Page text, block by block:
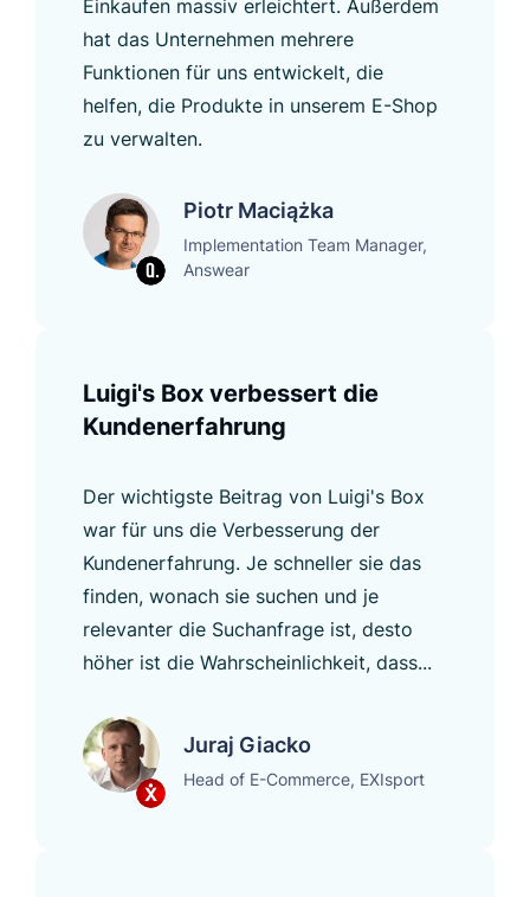
Einkaufen massiv erleichtert. Außerdem
hat das Unternehmen mehrere
Funktionen für uns entwickelt, die
helfen, die Produkte in unserem E-Shop
zu verwalten.
Piotr Maciążka
Implementation Team Manager,
Answear
Luigi's Box verbessert die
Kundenerfahrung
Der wichtigste Beitrag von Luigi's Box
war für uns die Verbesserung der
Kundenerfahrung. Je schneller sie das
finden, wonach sie suchen und je
relevanter die Suchanfrage ist, desto
höher ist die Wahrscheinlichkeit, dass...
Juraj Giacko
Head of E-Commerce, EXIsport